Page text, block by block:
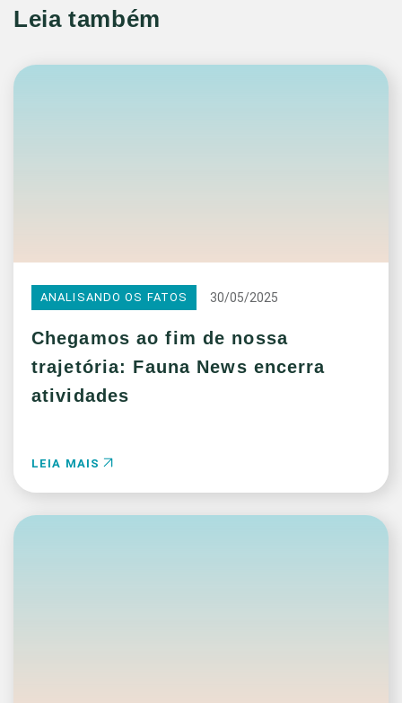
Leia também
ANALISANDO OS FATOS 30/05/2025
Chegamos ao fim de nossa
trajetória: Fauna News encerra
atividades
LEIA MAIS